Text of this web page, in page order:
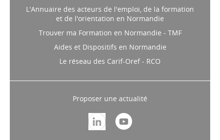
L'Annuaire des acteurs de l'emploi, de la formation
et de l'orientation en Normandie
Trouver ma Formation en Normandie - TMF
Aides et Dispositifs en Normandie
Le réseau des Carif-Oref - RCO
Proposer une actualité